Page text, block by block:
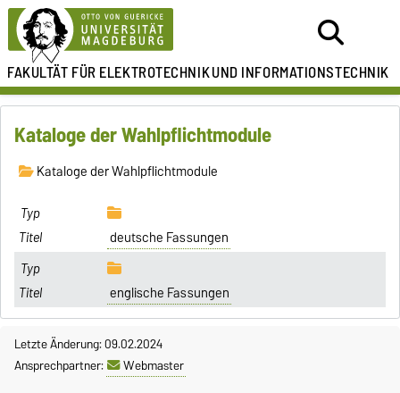
FAKULTÄT FÜR ELEKTROTECHNIKUND INFORMATIONSTECHNIK
Kataloge der Wahlpflichtmodule
Kataloge der Wahlpflichtmodule
deutsche Fassungen
englische Fassungen
Letzte Änderung: 09.02.2024
Ansprechpartner:
Webmaster